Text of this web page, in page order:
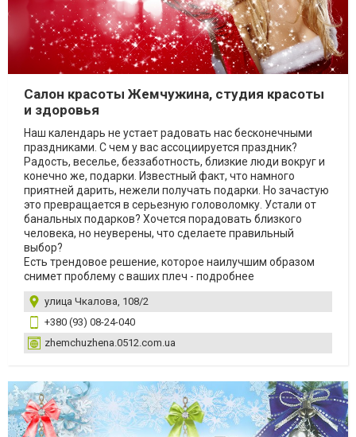
Салон красоты Жемчужина, студия красоты
и здоровья
Наш календарь не устает радовать нас бесконечными
праздниками. С чем у вас ассоциируется праздник?
Радость, веселье, беззаботность, близкие люди вокруг и
конечно же, подарки. Известный факт, что намного
приятней дарить, нежели получать подарки. Но зачастую
это превращается в серьезную головоломку. Устали от
банальных подарков? Хочется порадовать близкого
человека, но неуверены, что сделаете правильный
выбор?
Есть трендовое решение, которое наилучшим образом
снимет проблему с ваших плеч - подробнее
улица Чкалова, 108/2
+380 (93) 08-24-040
zhemchuzhena.0512.com.ua